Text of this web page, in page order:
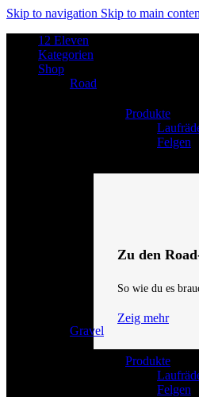
Skip to navigation Skip to main
12 Eleven
Kategorien
Shop
Road
Produkte
Felgen
Zu den
So wie du es
Zeig mehr
Gravel
Produkte
Felgen